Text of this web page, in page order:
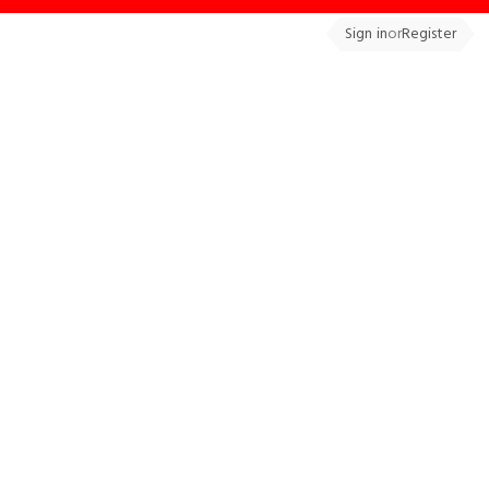
Sign inorRegister